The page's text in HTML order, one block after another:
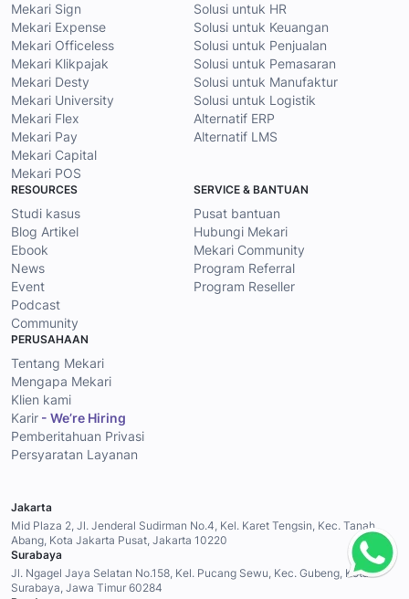
Mekari Sign
Mekari Expense
Mekari Officeless
Mekari Klikpajak
Mekari Desty
Mekari University
Mekari Flex
Mekari Pay
Mekari Capital
Mekari POS
Solusi untuk HR
Solusi untuk Keuangan
Solusi untuk Penjualan
Solusi untuk Pemasaran
Solusi untuk Manufaktur
Solusi untuk Logistik
Alternatif ERP
Alternatif LMS
RESOURCES
Studi kasus
Blog Artikel
Ebook
News
Event
Podcast
Community
SERVICE & BANTUAN
Pusat bantuan
Hubungi Mekari
Mekari Community
Program Referral
Program Reseller
PERUSAHAAN
Tentang Mekari
Mengapa Mekari
Klien kami
Karir - We’re Hiring
Pemberitahuan Privasi
Persyaratan Layanan
Jakarta
Mid Plaza 2, Jl. Jenderal Sudirman No.4, Kel. Karet Tengsin, Kec. Tanah
Abang, Kota Jakarta Pusat, Jakarta 10220
Surabaya
Jl. Ngagel Jaya Selatan No.158, Kel. Pucang Sewu, Kec. Gubeng, Kota
Surabaya, Jawa Timur 60284